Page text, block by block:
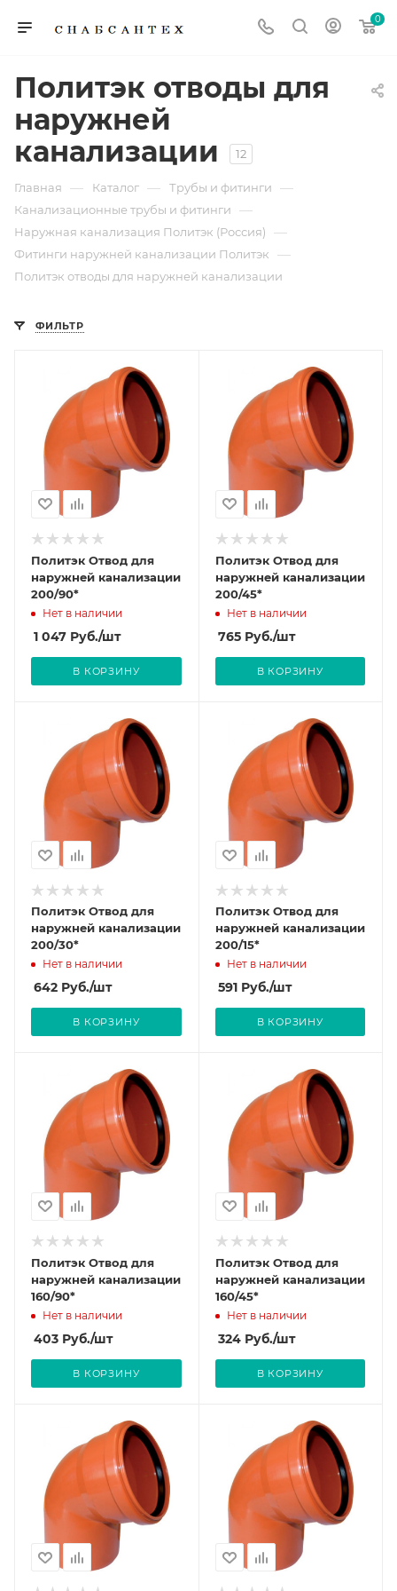
0
Политэк отводы для
наружней
канализации
12
Главная — Каталог — Трубы и фитинги —
Канализационные трубы и фитинги —
Наружная канализация Политэк (Россия) —
Фитинги наружней канализации Политэк —
Политэк отводы для наружней канализации
ФИЛЬТР
Политэк Отвод для
наружней канализации
200/90*
Нет в наличии
1 047 Руб./шт
В КОРЗИНУ
Политэк Отвод для
наружней канализации
200/45*
Нет в наличии
765Руб./шт
В КОРЗИНУ
Политэк Отвод для
наружней канализации
200/30*
Нет в наличии
642 Руб./шт
В КОРЗИНУ
Политэк Отвод для
наружней канализации
200/15*
Нет в наличии
591Руб./шт
В КОРЗИНУ
Политэк Отвод для
наружней канализации
160/90*
Нет в наличии
403 Руб./шт
В КОРЗИНУ
Политэк Отвод для
наружней канализации
160/45*
Нет в наличии
324Руб./шт
В КОРЗИНУ